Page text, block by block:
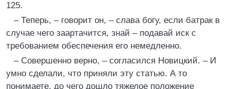
125.
– Теперь, – говорит он, – слава богу, если батрак в
случае чего заартачится, знай – подавай иск с
требованием обеспечения его немедленно.
– Совершенно верно, – согласился Новицкий. – И
умно сделали, что приняли эту статью. А то
понимаете, до чего дошло тяжелое положение